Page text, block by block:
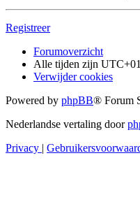
Registreer
Forumoverzicht
Alle tijden zijn
Verwijder cookies
Powered by phpBB® Forum
Nederlandse vertaling door
Privacy |